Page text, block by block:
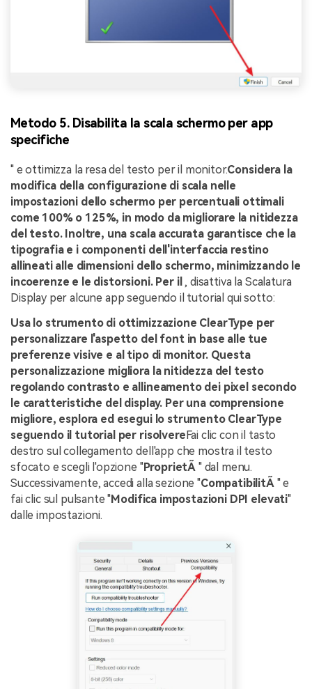
Metodo 5. Disabilita la scala schermo per app
specifiche
" e ottimizza la resa del testo per il monitor.Considera la
modifica della configurazione di scala nelle
impostazioni dello schermo per percentuali ottimali
come 100% o 125%, in modo da migliorare la nitidezza
del testo. Inoltre, una scala accurata garantisce che la
tipografia e i componenti dell'interfaccia restino
allineati alle dimensioni dello schermo, minimizzando le
incoerenze e le distorsioni. Per il, disattiva la Scalatura
Display per alcune app seguendo il tutorial qui sotto:
Usa lo strumento di ottimizzazione ClearType per
personalizzare l'aspetto del font in base alle tue
preferenze visive e al tipo di monitor. Questa
personalizzazione migliora la nitidezza del testo
regolando contrasto e allineamento dei pixel secondo
le caratteristiche del display. Per una comprensione
migliore, esplora ed esegui lo strumento ClearType
seguendo il tutorial per risolvere Fai clic con il tasto
destro sul collegamento dell'app che mostra il testo
sfocato e scegli l'opzione "ProprietÃ " dal menu.
Successivamente, accedi alla sezione "CompatibilitÃ " e
fai clic sul pulsante "Modifica impostazioni DPI elevati"
dalle impostazioni.